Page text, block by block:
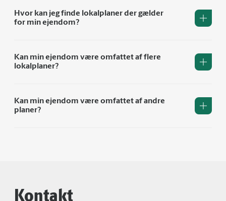
Hvor kan jeg finde lokalplaner der gælder
for min ejendom?
Kan min ejendom være omfattet af flere
lokalplaner?
Kan min ejendom være omfattet af andre
planer?
Kontakt